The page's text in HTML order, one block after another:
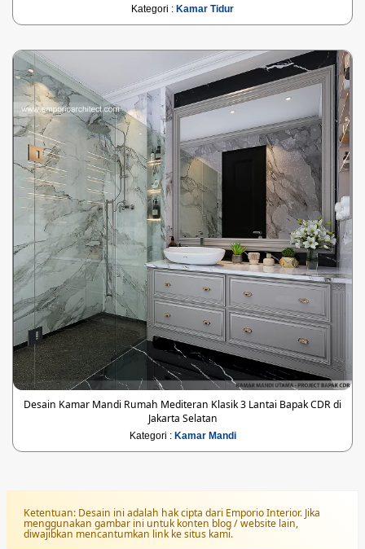
Kategori : Kamar Tidur
Desain Kamar Mandi Rumah Mediteran Klasik 3 Lantai Bapak CDR di
Jakarta Selatan
Kategori : Kamar Mandi
Ketentuan: Desain ini adalah hak cipta dari Emporio Interior. Jika
menggunakan gambar ini untuk konten blog / website lain,
diwajibkan mencantumkan link ke situs kami.